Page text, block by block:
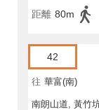
距離 80m
42
往 華富(南)
南朗山道, 黃竹